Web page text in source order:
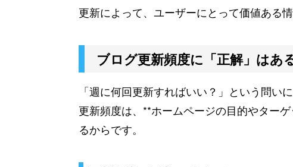
更新によって、ユーザーにとって価値ある
ブログ更新頻度に「正解」はあ
「週に何回更新すればいい？」という問い
更新頻度は、**ホームページの目的やター
るからです。